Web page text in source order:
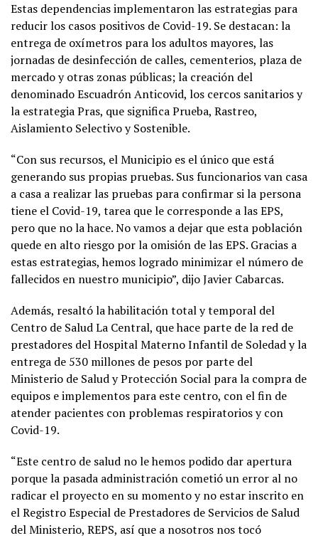
Estas dependencias implementaron las estrategias para
reducir los casos positivos de Covid-19. Se destacan: la
entrega de oxímetros para los adultos mayores, las
jornadas de desinfección de calles, cementerios, plaza de
mercado y otras zonas públicas; la creación del
denominado Escuadrón Anticovid, los cercos sanitarios y
la estrategia Pras, que significa Prueba, Rastreo,
Aislamiento Selectivo y Sostenible.
“Con sus recursos, el Municipio es el único que está
generando sus propias pruebas. Sus funcionarios van casa
a casa a realizar las pruebas para confirmar si la persona
tiene el Covid-19, tarea que le corresponde a las EPS,
pero que no la hace. No vamos a dejar que esta población
quede en alto riesgo por la omisión de las EPS. Gracias a
estas estrategias, hemos logrado minimizar el número de
fallecidos en nuestro municipio”, dijo Javier Cabarcas.
Además, resaltó la habilitación total y temporal del
Centro de Salud La Central, que hace parte de la red de
prestadores del Hospital Materno Infantil de Soledad y la
entrega de 530 millones de pesos por parte del
Ministerio de Salud y Protección Social para la compra de
equipos e implementos para este centro, con el fin de
atender pacientes con problemas respiratorios y con
Covid-19.
“Este centro de salud no le hemos podido dar apertura
porque la pasada administración cometió un error al no
radicar el proyecto en su momento y no estar inscrito en
el Registro Especial de Prestadores de Servicios de Salud
del Ministerio, REPS, así que a nosotros nos tocó